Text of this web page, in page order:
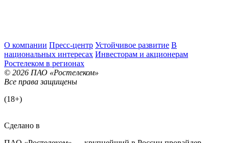
О компании Пресс-центр Устойчивое развитие В
национальных интересах Инвесторам и акционерам
Ростелеком в регионах
© 2026 ПАО «Ростелеком»
Все права защищены
(18+)
Сделано в